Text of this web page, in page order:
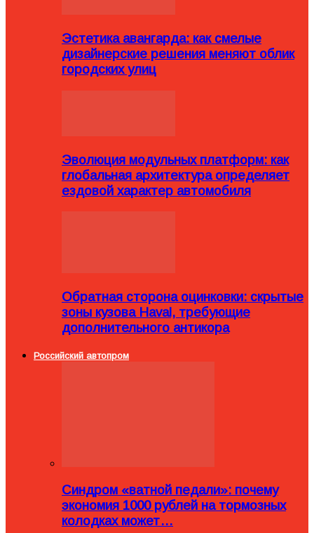
Эстетика авангарда: как смелые
дизайнерские решения меняют облик
городских улиц
Эволюция модульных платформ: как
глобальная архитектура определяет
ездовой характер автомобиля
Обратная сторона оцинковки: скрытые
зоны кузова Haval, требующие
дополнительного антикора
Российский автопром
Синдром «ватной педали»: почему
экономия 1000 рублей на тормозных
колодках может…